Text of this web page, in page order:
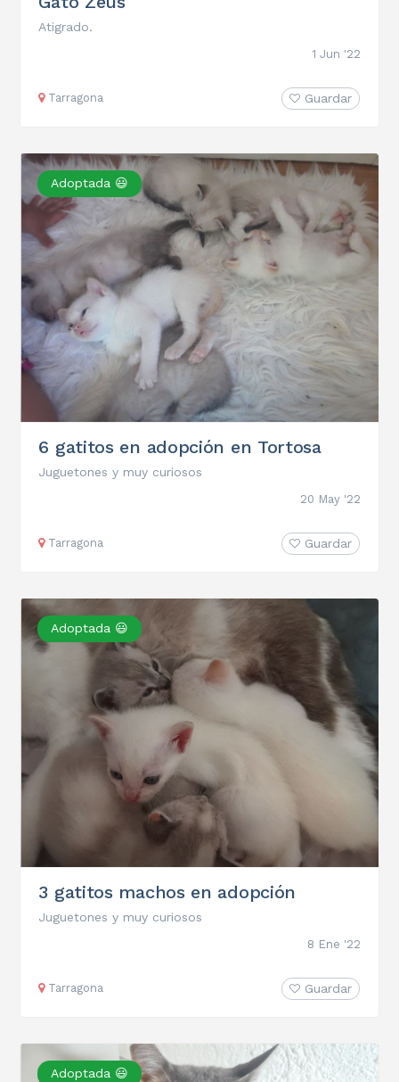
Atigrado.
1 Jun '22
Tarragona Guardar
Adoptada 😃
6 gatitos en adopción en Tortosa
Juguetones y muy curiosos
20 May '22
Tarragona Guardar
Adoptada 😃
3 gatitos machos en adopción
Juguetones y muy curiosos
8 Ene '22
Tarragona Guardar
Adoptada 😃